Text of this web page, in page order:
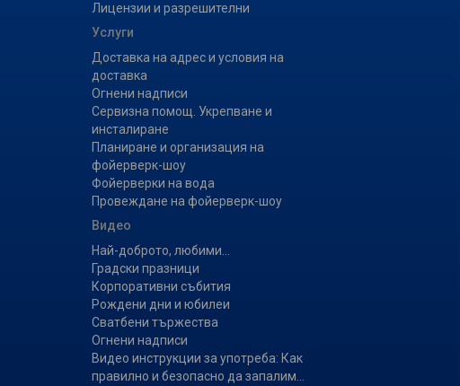
Лицензии и разрешителни
Услуги
Доставка на адрес и условия на
доставка
Огнени надписи
Сервизна помощ. Укрепване и
инсталиране
Планиране и организация на
фойерверк-шоу
Фойерверки на вода
Провеждане на фойерверк-шоу
Видео
Най-доброто, любими...
Градски празници
Корпоративни събития
Рождени дни и юбилеи
Сватбени тържества
Огнени надписи
Видео инструкции за употреба: Как
правилно и безопасно да запалим...